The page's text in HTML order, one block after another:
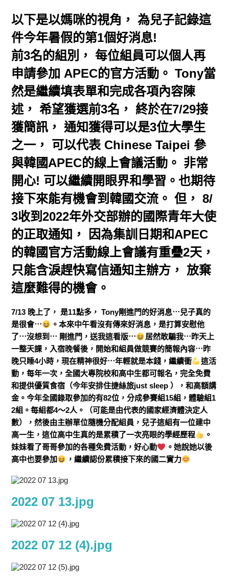
以下是以媽咪的視角， 為兒子記錄這
件今年暑假的第1個好消息!
前3名的組別， 每位組員可以個人再
申請參加 APEC的官方活動。 Tony當
然是繼續填表單和完成各項內容陳
述， 希望獲選前3名， 終於在7/29接
獲簡訊， 通知獲得可以是3位大學生
之一， 可以代表 Chinese Taipei 參
與韓國APEC的線上會議活動。 非常
開心! 可以繼續開眼界和學習。也期待
接下來能有機會到韓國交流。 但， 8/
3收到2022年外交部辦的國際青年大使
的正取通知， 因為集訓日期和APEC
的韓國官方活動線上會議有重疊2天，
只能含淚趕快寫信通知主辦方， 放棄
這麼難得的機會。
7/13 晚上了， 是11點多， Tony剛進門的好消息⋯兒子真的
是很會⋯
。本來中午看沒有傳來好消息，是打算安慰他
了⋯沒想到⋯ 剛進門，送我這看版⋯
居然敢騙我⋯昨天上
一整天課，入宿晚餐後，開始和組員做競賽的簡報內容⋯昨
晚只睡4小時，現在精神很好⋯年輕就是本錢，繼續衝
這活
動，每年一次，全國大專院校和高中生都可報名，完全免費
和提供優質食宿（今年安排住捷絲旅just sleep ），和高額講
金。今年全國錄取參加的有82位，分成參賽組15組，體驗組1
2組。每組都4～2人。（可能是由代表的國家經濟體決定人
數），然後由主辦單位隨機分配組員，兒子這組有一位建中
高一生，這位高中生真的是累積了一次亮眼的學經歷程
。
妹妹看了哥哥參加的各種免費活動，好心動
。她說她以後
高中也要參加
，繼續認份累積接下來的國二實力
2022 07 13.jpg
2022 07 12 (4).jpg